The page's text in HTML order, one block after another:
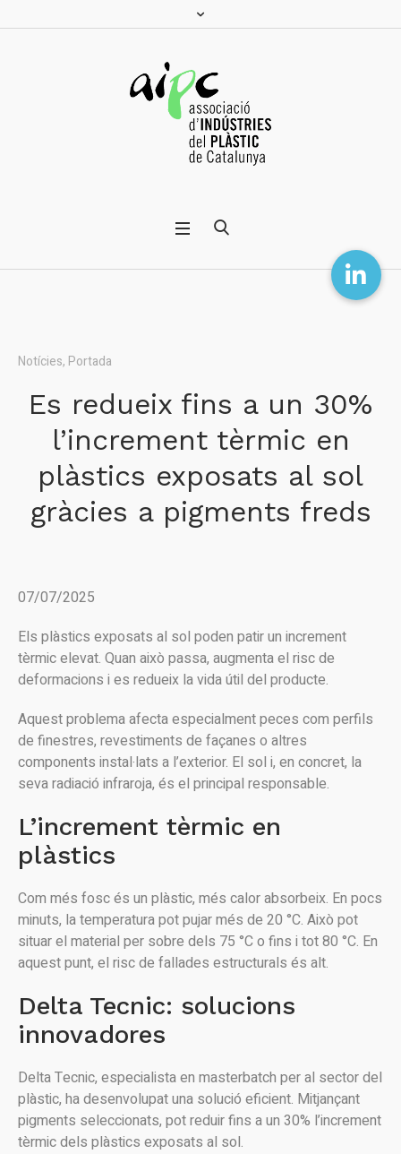
Notícies, Portada
Es redueix fins a un 30%
l’increment tèrmic en
plàstics exposats al sol
gràcies a pigments freds
07/07/2025
Els plàstics exposats al sol poden patir un increment
tèrmic elevat. Quan això passa, augmenta el risc de
deformacions i es redueix la vida útil del producte.
Aquest problema afecta especialment peces com perfils
de finestres, revestiments de façanes o altres
components instal·lats a l’exterior. El sol i, en concret, la
seva radiació infraroja, és el principal responsable.
L’increment tèrmic en
plàstics
Com més fosc és un plàstic, més calor absorbeix. En pocs
minuts, la temperatura pot pujar més de 20 °C. Això pot
situar el material per sobre dels 75 °C o fins i tot 80 °C. En
aquest punt, el risc de fallades estructurals és alt.
Delta Tecnic: solucions
innovadores
Delta Tecnic, especialista en masterbatch per al sector del
plàstic, ha desenvolupat una solució eficient. Mitjançant
pigments seleccionats, pot reduir fins a un 30% l’increment
tèrmic dels plàstics exposats al sol.